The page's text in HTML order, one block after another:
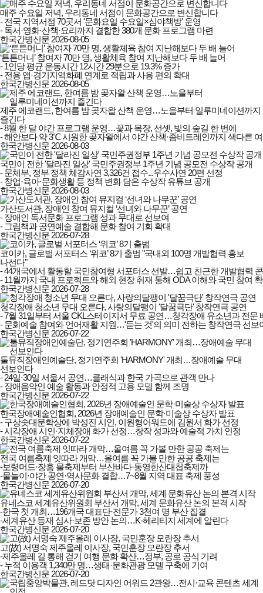
매주 수요일 저녁, 우리동네 서점이 문화공간으로 변신합니다
- 전국 지역서점 70곳서 '문화요일 수요일×심야책방' 운영
- 독서·영화·산책·요리까지 결합한 380개 문화 프로그램 마련
한국간병신문 2026-08-05
‘튼튼머니’ 참여자 70만 명, 생활체육 참여 지난해보다 두 배 늘어
- 1인당 평균 운동시간 12시간 29분으로 19.3% 증가
- 전용 앱·경기지역화폐 연계로 적립과 사용 편의 확대
한국간병신문 2026-08-05
제주 에코랜드, 한여름 밤 곶자왈 산책 운영…노을부터 일루미네이션까지
즐긴다
- 8월 한 달 야간 프로그램 운영…꽃과 목장, 선셋, 빛의 숲길 한 번에
- 해안보다 약 3℃ 시원한 곶자왈에서 야간 산책·좀비트레인까지 색다른
한국간병신문 2026-08-03
국민이 전한 '달라진 일상' 국민주권정부 1주년 기념 공모전 수상작 공개
- 문체부, 정부 정책 체감사연 3,326건 접수...우수사연 20편 선정
- 창업·육아·문화생활 등 정책 변화 담은 수상작 유튜브 공개
한국간병신문 2026-08-03
가산도서관, 장애인 참여 뮤지컬 ‘선녀와 나무꾼’ 공연
- 장애인 독서문화 프로그램 성과 무대로 선보여
- 그림책과 공연예술 결합해 문화 참여 기회 확대
한국간병신문 2026-07-28
코이카, 글로벌 서포터스 ‘위코’ 8기 출범 "국내외 100명 개발협력 홍보
나선다"
- 44개국에서 활동할 국민참여형 서포터스 선발…쉽고 친근한 개발협력
- 11월까지 국내 프로젝트와 해외 현장 취재 통해 ODA 이해와 국민 참여
한국간병신문 2026-07-28
청각장애 청소년 무대 오른다, 사랑의달팽이 '달꿈극단' 창작연극 공연
- 7월 31일부터 서울 CKL스테이지서 무료 공연…청각장애 유소년과 전문
- 문화예술 참여와 언어재활 지원…'듣는 것'의 의미 전하는 창작연극 선보
한국간병신문 2026-07-22
툴뮤직장애인예술단, 정기연주회 'HARMONY' 개최…장애예술 무대
선보인다
- 24일·30일 서울서 공연…클래식과 한국 가곡으로 관객 만나
- 장애음악인 예술 활동과 안정적 고용 모델 함께 조명
한국간병신문 2026-07-22
한국장애예술인협회, 2026년 장애예술인 문학·미술상 수상자 발표
- 구상솟대문학상에 박성진 시인, 이원형어워드에 김원서 화가 선정
- 시각장애 시인·지체장애 화가 선정…창작 성과와 예술적 가치 인정
한국간병신문 2026-07-22
전국 여름축제 잇따라 개막…올여름 꼭 가볼 만한 공공 축제는
-보령머드·장흥 물축제부터 부산바다·통영한산대첩축제까
-물놀이·야간 공연·역사문화 결합…7~8월 지역 대표 축제 풍성
한국간병신문 2026-07-20
유네스코 세계유산위원회 부산서 개막, 세계 문화유산 논의 본격 시작
-한국 첫 개최…196개국 대표단·전문가 3천여 명 부산 집결
-세계유산 등재 심사·보존 방안 논의…K-헤리티지 세계에 알린다
한국간병신문 2026-07-20
고(故) 서명숙 제주올레 이사장, 국민훈장 모란장 추서
-제주올레 길 통해 걷기 여행 문화 확산…정부, 공로 공식 기려
- 누적 이용객 1,340만 명…생태·문화관광 모델 구축에 기여
한국간병신문 2026-07-20